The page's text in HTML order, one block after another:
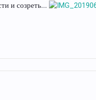
и созреть...